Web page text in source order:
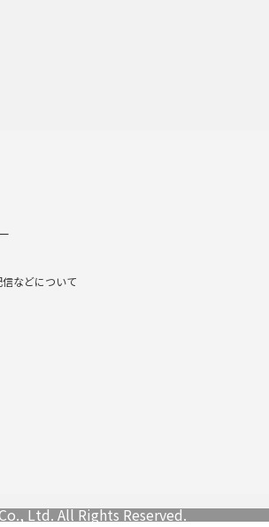
などについて
Ltd. All Rights Reserved.